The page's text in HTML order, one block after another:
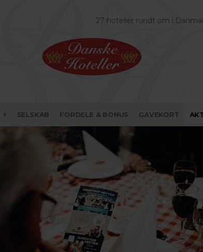
27 hoteller rundt om i
SELSKAB FORDELE & BONUS GAVEKORT